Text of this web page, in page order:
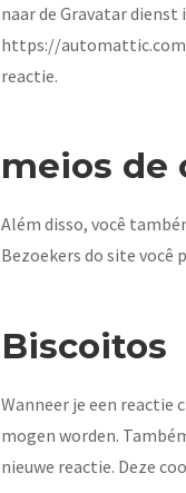
naar de Gravatar
https://
reactie.
meios de
Além disso, você
Bezoekers do site você
Biscoitos
Wanneer je een reactie
mogen worden.
nieuwe reactie. Deze